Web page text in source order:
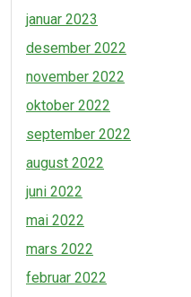
januar 2023
desember 2022
november 2022
oktober 2022
september 2022
august 2022
juni 2022
mai 2022
mars 2022
februar 2022